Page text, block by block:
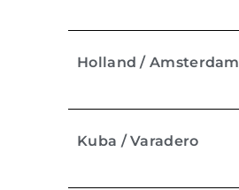
Holland / Amsterdam
Kuba / Varadero